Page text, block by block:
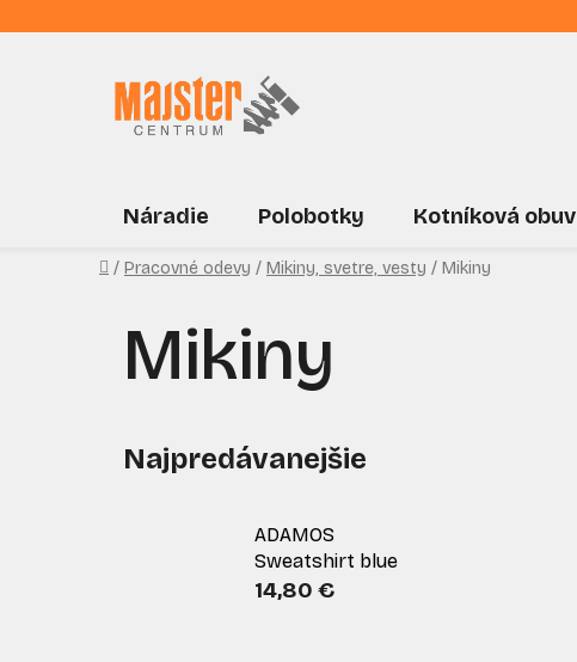
na
Náradie Polobotky Kotníková obuv
Domov
/ Pracovné odevy / Mikiny, svetre, vesty / Mikiny
Mikiny
Najpredávanejšie
ADAMOS
Sweatshirt blue
14,80 €